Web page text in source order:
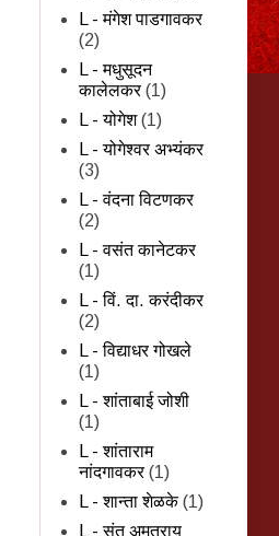
L - मंगेश पाडगावकर
(2)
L - मधुसूदन
कालेलकर (1)
L - योगेश (1)
L - योगेश्वर अभ्यंकर
(3)
L - वंदना विटणकर
(2)
L - वसंत कानेटकर
(1)
L - विं. दा. करंदीकर
(2)
L - विद्याधर गोखले
(1)
L - शांताबाई जोशी
(1)
L - शांताराम
नांदगावकर (1)
L - शान्‍ता शेळके (1)
L - संत अमृतराय